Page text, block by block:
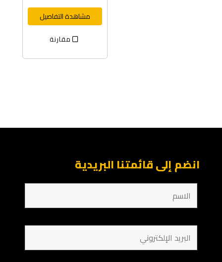
مشاهدة التفاصيل
مقارنة
انضم إلى قائمتنا البريدية